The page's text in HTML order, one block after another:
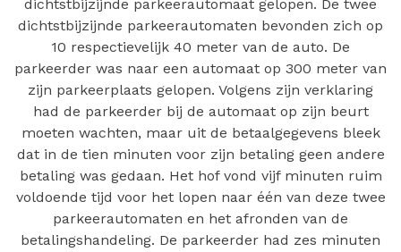
dichtstbijzijnde parkeerautomaat gelopen. De twee
dichtstbijzijnde parkeerautomaten bevonden zich op
10 respectievelijk 40 meter van de auto. De
parkeerder was naar een automaat op 300 meter van
zijn parkeerplaats gelopen. Volgens zijn verklaring
had de parkeerder bij de automaat op zijn beurt
moeten wachten, maar uit de betaalgegevens bleek
dat in de tien minuten voor zijn betaling geen andere
betaling was gedaan. Het hof vond vijf minuten ruim
voldoende tijd voor het lopen naar één van deze twee
parkeerautomaten en het afronden van de
betalingshandeling. De parkeerder had zes minuten